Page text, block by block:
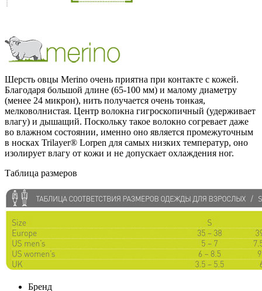
Шерсть овцы Merino очень приятна при контакте с кожей.
Благодаря большой длине (65-100 мм) и малому диаметру
(менее 24 микрон), нить получается очень тонкая,
мелковолнистая. Центр волокна гигроскопичный (удерживает
влагу) и дышащий. Поскольку такое волокно согревает даже
во влажном состоянии, именно оно является промежуточным
в носках Trilayer® Lorpen для самых низких температур, оно
изолирует влагу от кожи и не допускает охлаждения ног.
Таблица размеров
Бренд